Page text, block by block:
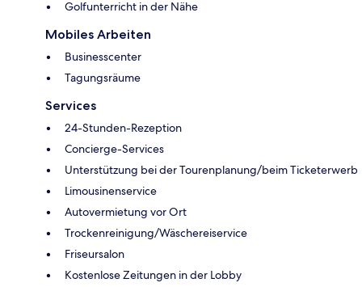
Golfunterricht in der Nähe
Mobiles Arbeiten
Businesscenter
Tagungsräume
Services
24-Stunden-Rezeption
Concierge-Services
Unterstützung bei der Tourenplanung/beim Ticketerwerb
Limousinenservice
Autovermietung vor Ort
Trockenreinigung/Wäschereiservice
Friseursalon
Kostenlose Zeitungen in der Lobby